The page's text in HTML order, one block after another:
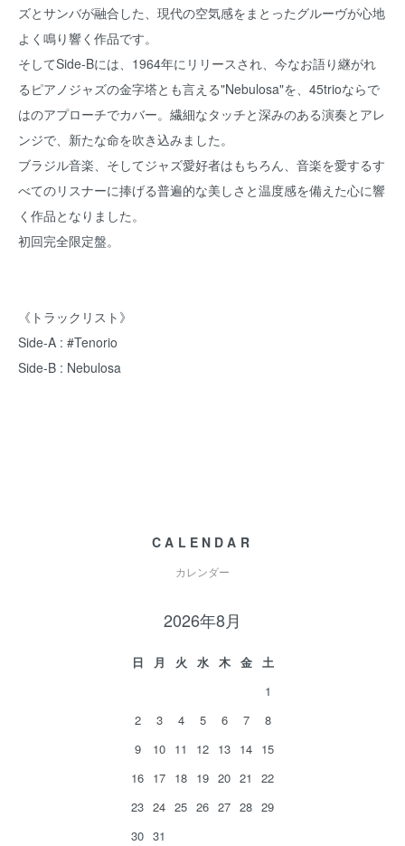
ズとサンバが融合した、現代の空気感をまとったグルーヴが心地
よく鳴り響く作品です。
そしてSide-Bには、1964年にリリースされ、今なお語り継がれ
るピアノジャズの金字塔とも言える"Nebulosa"を、45trioならで
はのアプローチでカバー。繊細なタッチと深みのある演奏とアレ
ンジで、新たな命を吹き込みました。
ブラジル音楽、そしてジャズ愛好者はもちろん、音楽を愛するす
べてのリスナーに捧げる普遍的な美しさと温度感を備えた心に響
く作品となりました。
初回完全限定盤。
《トラックリスト》
Side-A : #Tenorio
Side-B : Nebulosa
CALENDAR
カレンダー
2026年8月
日 月 火 水 木 金
土
1
2
3 4 5 6 7
8
9
10 11 12 13 14 15
16 17 18 19 20 21
22
23 24 25 26 27 28 29
30 31